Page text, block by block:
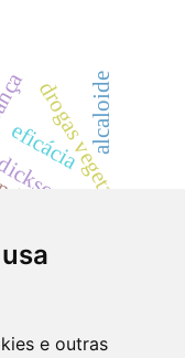
e outras
drogas vegetais
eficáciaalcaloide